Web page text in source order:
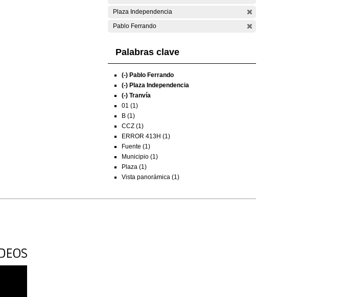
Plaza Independencia
Pablo Ferrando
Palabras clave
(-) Pablo Ferrando
(-) Plaza Independencia
(-) Tranvía
01 (1)
B (1)
CCZ (1)
ERROR 413H (1)
Fuente (1)
Municipio (1)
Plaza (1)
Vista panorámica (1)